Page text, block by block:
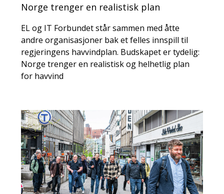
Norge trenger en realistisk plan
EL og IT Forbundet står sammen med åtte
andre organisasjoner bak et felles innspill til
regjeringens havvindplan. Budskapet er tydelig:
Norge trenger en realistisk og helhetlig plan
for havvind